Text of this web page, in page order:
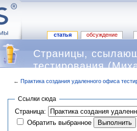
статья обсуждение
Страницы,
тестирования
← Практика создания удаленного офиса
Ссылки сюда
Страница:
Обратить выбранное